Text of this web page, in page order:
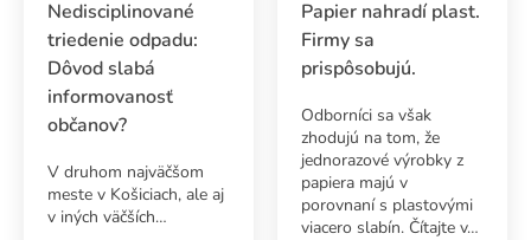
Nedisciplinované
triedenie odpadu:
Dôvod slabá
informovanosť
občanov?
V druhom najväčšom
meste v Košiciach, ale aj
v iných väčších…
Papier nahradí plast.
Firmy sa
prispôsobujú.
Odborníci sa však
zhodujú na tom, že
jednorazové výrobky z
papiera majú v
porovnaní s plastovými
viacero slabín. Čítajte v…